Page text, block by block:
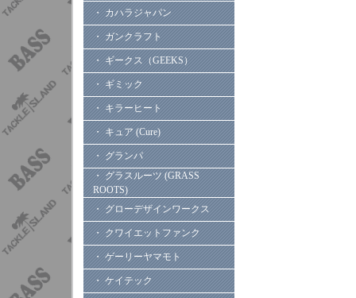
・ カハラジャパン
・ ガンクラフト
・ ギークス（GEEKS）
・ ギミック
・ キラーヒート
・ キュア (Cure)
・ グランパ
・ グラスルーツ (GRASS
ROOTS)
・ グローデザインワークス
・ クワイエットファンク
・ ゲーリーヤマモト
・ ケイテック